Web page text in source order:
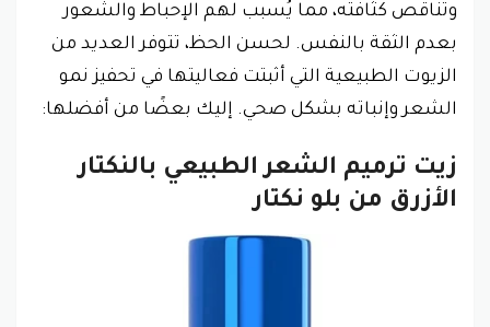
وتناقص كثافته، مما يُسبب لهم الإحباط والشعور
بعدم الثقة بالنفس. لحسن الحظ، تتوفر العديد من
الزيوت الطبيعية التي أثبتت فعاليتها في تحفيز نمو
الشعر وإنباته بشكل صحي. إليك بعضًا من أفضلها:
زيت ترميم الشعر الطبيعي بالنكتار
الأزرق من بلو نكتار